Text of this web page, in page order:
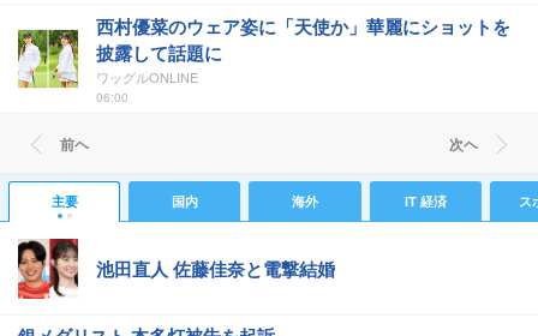
西村優菜のウェア姿に「天使か」華麗にショットを
披露して話題に
ワッグルONLINE
06:00
前ヘ 次ヘ
主要 国内 海外 IT 経済 ス
池田直人 佐藤佳奈と電撃結婚